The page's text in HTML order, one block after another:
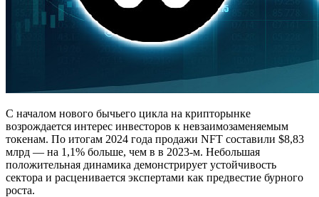
С началом нового бычьего цикла на крипторынке
возрождается интерес инвесторов к невзаимозаменяемым
токенам. По итогам 2024 года продажи NFT составили $8,83
млрд — на 1,1% больше, чем в в 2023-м. Небольшая
положительная динамика демонстрирует устойчивость
сектора и расценивается экспертами как предвестие бурного
роста.